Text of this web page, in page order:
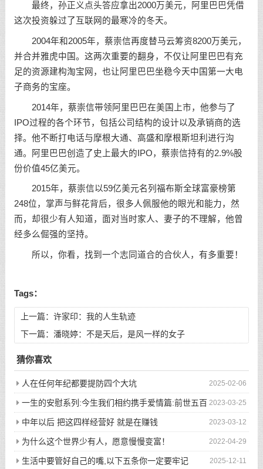
最终，孙正义点头答应拿出2000万美元，阿里巴巴凭借
这次投资躲过了互联网的最寒冷的冬天。
2004年和2005年，蔡崇信再度替马云筹资8200万美元，
并合并雅虎中国。这两次重要的翻身，不仅让阿里巴巴有充
足的资源建构淘宝网，也让阿里巴巴坐稳今天中国第一大电
子商务的宝座。
2014年，蔡崇信带领阿里巴巴在美国上市，他参与了
IPO过程的各个环节，包括公司结构的设计以及承销商的选
择。他不断打电话与摩根大通、高盛和摩根斯坦利进行沟
通。阿里巴巴创造了史上最大的IPO，蔡崇信持有的2.9%股
份价值45亿美元。
2015年，蔡崇信以59亿美元名列福布斯全球富豪榜第
248位，掌声与鲜花背后，很多人佩服他的眼光和能力，然
而，却很少有人知道，面对当时家人、妻子的不理解，他曾
经多么倔强的坚持。
所以，你看，找到一个志同道合的合伙人，有多重要！
Tags：
上一篇： 许家印：我的人生轨迹
下一篇： 潘晓婷：不是天后，是风一样的女子
猜你喜欢
2025-02-06
人在任何年纪都要提防四个大坑
2023-03-25
一生的安慰系列:今生我们相约携手爱情篇:前世五百
次的回眸才换来今生的相遇
2023-03-12
中年以后 把这四样经营好 就是在赚钱
2022-04-29
为什么这个世界少有人，愿意慢慢变富！
2025-12-11
生活中要管好自己的嘴,以下五条你一定要牢记